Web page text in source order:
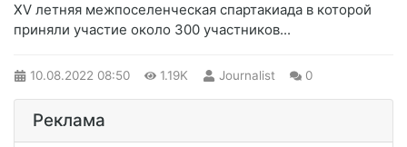
XV летняя межпоселенческая спартакиада в которой
приняли участие около 300 участников...
10.08.2022 08:50 1.19K Journalist 0
Реклама